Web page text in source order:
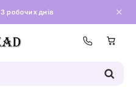
робочих днів